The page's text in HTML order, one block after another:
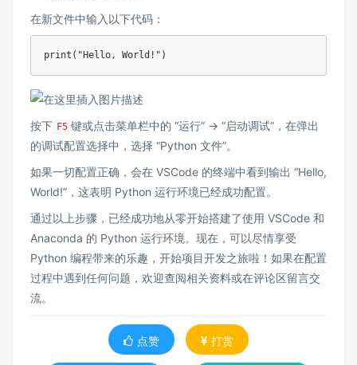
在新文件中输入以下代码：
按下 F5 键或点击菜单栏中的 “运行” -> “启动调试”，在弹出
的调试配置选择中，选择 “Python 文件”。
如果一切配置正确，会在 VSCode 的终端中看到输出 “Hello,
World!”，这表明 Python 运行环境已经成功配置。
通过以上步骤，已经成功地从零开始搭建了使用 VSCode 和
Anaconda 的 Python 运行环境。现在，可以尽情享受
Python 编程带来的乐趣，开始项目开发之旅啦！如果在配置
过程中遇到任何问题，欢迎查阅相关资料或在评论区留言交
流。
点赞 打赏